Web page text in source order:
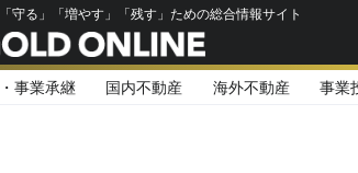
守る」「増やす」「残す」ための総合情報サイト
事業承継 国内不動産 海外不動産 事業